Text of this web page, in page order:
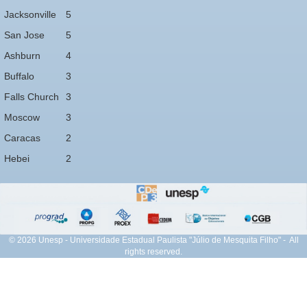
Jacksonville
5
San Jose
5
Ashburn
4
Buffalo
3
Falls Church
3
Moscow
3
Caracas
2
Hebei
2
© 2026 Unesp - Universidade Estadual Paulista "Júlio de Mesquita Filho" - All
rights reserved.